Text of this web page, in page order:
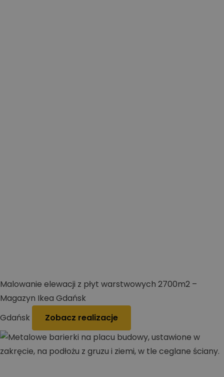
Malowanie elewacji z płyt warstwowych 2700m2 –
Magazyn Ikea Gdańsk
Gdańsk
Zobacz realizacje